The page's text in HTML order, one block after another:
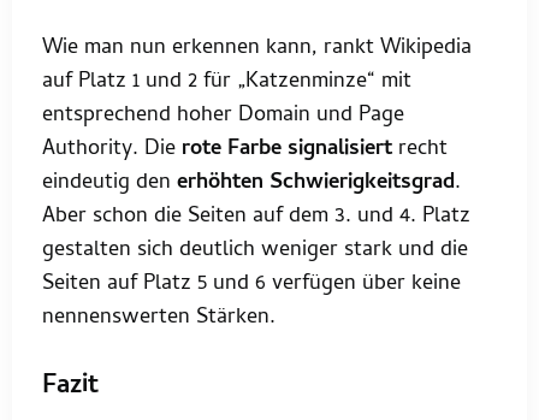
Wie man nun erkennen kann, rankt Wikipedia
auf Platz 1 und 2 für „Katzenminze“ mit
entsprechend hoher Domain und Page
Authority. Die rote Farbe signalisiert recht
eindeutig den erhöhten Schwierigkeitsgrad.
Aber schon die Seiten auf dem 3. und 4. Platz
gestalten sich deutlich weniger stark und die
Seiten auf Platz 5 und 6 verfügen über keine
nennenswerten Stärken.
Fazit